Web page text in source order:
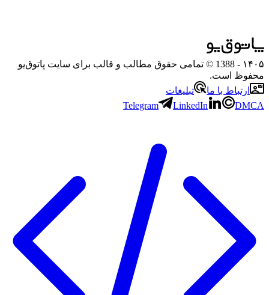
۱۴۰۵
- 1388 © تمامی حقوق مطالب و قالب برای سایت پاتوق‌یو
محفوظ است.
ارتباط با ما
تبلیغات
Telegram
LinkedIn DMCA